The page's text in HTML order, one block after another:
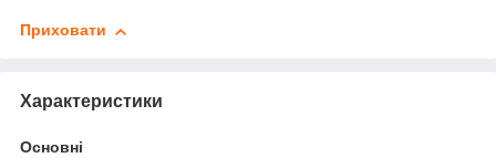
Приховати
Характеристики
Основні